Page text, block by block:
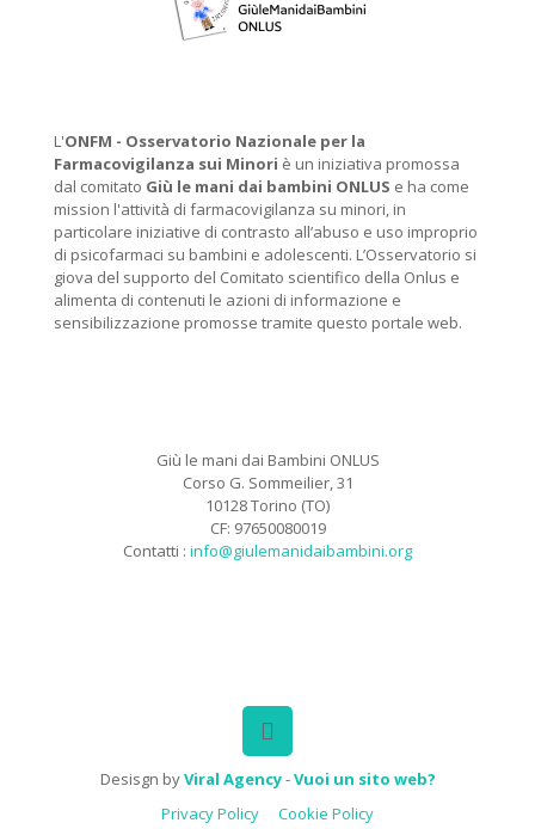
L'ONFM - Osservatorio Nazionale per la
Farmacovigilanza sui Minori è un iniziativa promossa
dal comitato Giù le mani dai bambini ONLUS e ha come
mission l'attività di farmacovigilanza su minori, in
particolare iniziative di contrasto all’abuso e uso improprio
di psicofarmaci su bambini e adolescenti. L’Osservatorio si
giova del supporto del Comitato scientifico della Onlus e
alimenta di contenuti le azioni di informazione e
sensibilizzazione promosse tramite questo portale web.
Giù le mani dai Bambini ONLUS
Corso G. Sommeilier, 31
10128 Torino (TO)
CF: 97650080019
Contatti : info@giulemanidaibambini.org
Desisgn byViral Agency-Vuoi un sito web?
Privacy Policy
Cookie Policy